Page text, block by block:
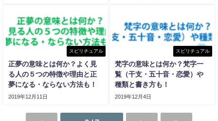
スピリチュアル
正夢の意味とは何か？よく見
る人の５つの特徴や理由と正
夢になる・ならない方法も！
2019年12月11日
スピリチュアル
梵字の意味とは何か？梵字一
覧（干支・五十音・恋愛）や
種類と書き方も！
2019年12月4日